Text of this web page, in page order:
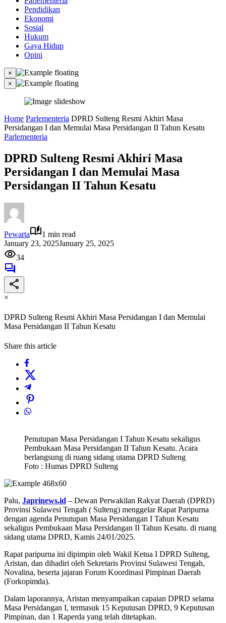
Pendidikan
Ekonomi
Sosial
Hukum
Gaya Hidup
Opini
×
×
Home Parlementeria DPRD Sulteng Resmi Akhiri Masa
Persidangan I dan Memulai Masa Persidangan II Tahun Kesatu
Parlementeria
DPRD Sulteng Resmi Akhiri Masa
Persidangan I dan Memulai Masa
Persidangan II Tahun Kesatu
Pewarta
1 min read
January 23, 2025January 25, 2025
34
×
DPRD Sulteng Resmi Akhiri Masa Persidangan I dan Memulai
Masa Persidangan II Tahun Kesatu
Share this article
Penutupan Masa Persidangan I Tahun Kesatu sekaligus
Pembukaan Masa Persidangan II Tahun Kesatu. Acara
berlangsung di ruang sidang utama DPRD Sulteng
Foto : Humas DPRD Sulteng
Palu, Japrinews.id – Dewan Perwakilan Rakyat Daerah (DPRD)
Provinsi Sulawesi Tengah ( Sulteng) menggelar Rapat Paripurna
dengan agenda Penutupan Masa Persidangan I Tahun Kesatu
sekaligus Pembukaan Masa Persidangan II Tahun Kesatu. di ruang
sidang utama DPRD, Kamis 24/01/2025.
Rapat paripurna ini dipimpin oleh Wakil Ketua I DPRD Sulteng,
Aristan, dan dihadiri oleh Sekretaris Provinsi Sulawesi Tengah,
Novalina, beserta jajaran Forum Koordinasi Pimpinan Daerah
(Forkopimda).
Dalam laporannya, Aristan menyampaikan capaian DPRD selama
Masa Persidangan I, termasuk 15 Keputusan DPRD, 9 Keputusan
Pimpinan, dan 1 Raperda yang telah ditetapkan.